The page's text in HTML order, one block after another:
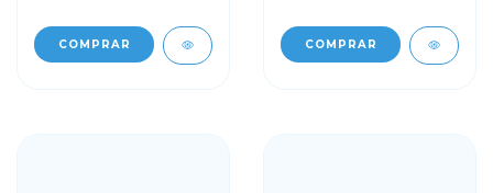
COMPRAR COMPRAR